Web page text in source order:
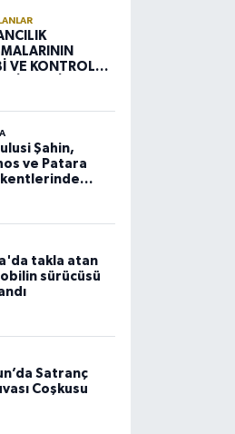
VE KONTROLÜ
Şahin,
ve Patara
takla atan
sürücüsü
Satranç
Coşkusu